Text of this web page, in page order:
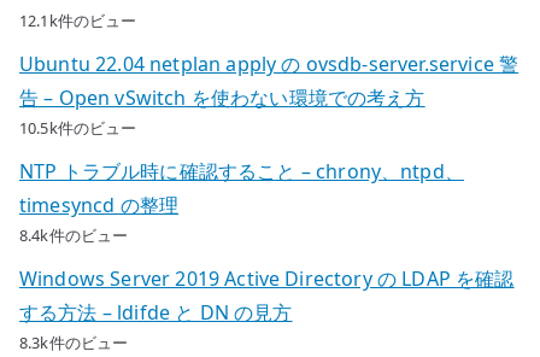
12.1k件のビュー
Ubuntu 22.04 netplan apply の ovsdb-server.service 警
告 – Open vSwitch を使わない環境での考え方
10.5k件のビュー
NTP トラブル時に確認すること – chrony、ntpd、
timesyncd の整理
8.4k件のビュー
Windows Server 2019 Active Directory の LDAP を確認
する方法 – ldifde と DN の見方
8.3k件のビュー